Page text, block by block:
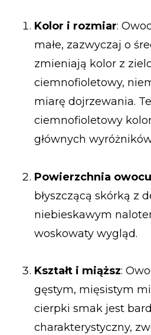
Kolor i rozmiar:
małe, zazwyczaj o
zmieniają kolor z
ciemnofioletowy,
miarę dojrzewania.
ciemnofioletowy
głównych
Powierzchnia owocu
błyszczącą skórką z
niebieskawym
woskowaty wygląd.
Kształt i miąższ:
gęstym, mięsistym
cierpki smak jest
charakterystyczny,